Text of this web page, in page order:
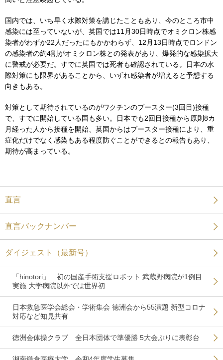
国内では、いち早く水際対策を講じたこともあり、今のところ市中
感染には至っていないが、英国では11月30日時点でオミクロン株感
染者がわずか22人だったにもかかわらず、12月13日時点でロンドン
の感染者の約4割がオミクロン株との発表があり、爆発的な感染拡大
に警戒が必要だ。すでに英国では死者も確認されている。日本の水
際対策にも限界があることから、いずれ感染者が増えると予想する
向きもある。
対策として期待されているのがワクチンのブースター(3回目)接種
で、すでに開始している国も多い。日本でも2回目接種から原則8カ
月経った人から接種を開始、英国からはブースター接種により、重
症化だけでなく感染もある程度防ぐことができるとの報告もあり、
期待が高まっている。
直言
直言バックナンバー
ダイジェスト（最新号）
「hinotori」 初の国産手術支援ロボット 武蔵野病院が1例目
実施 大学病院以外では世界初
日本救急医学会総会・学術集会 徳洲会から55演題 新型コロナ
対応など知見共有
徳洲会体操クラブ 全日本団体で準優勝 5大会ぶりに表彰台